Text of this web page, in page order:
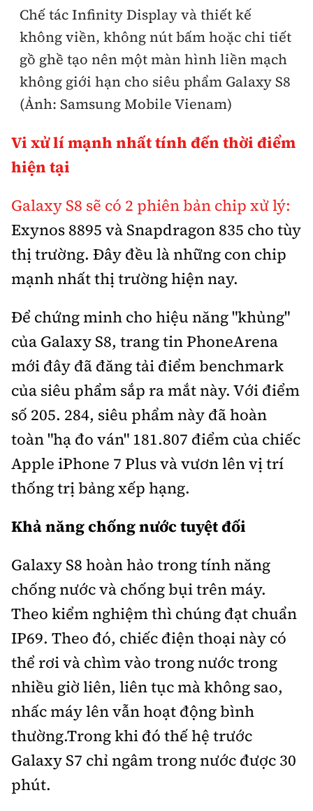
Chế tác Infinity Display và thiết kế
không viền, không nút bấm hoặc chi tiết
gồ ghề tạo nên một màn hình liền mạch
không giới hạn cho siêu phẩm Galaxy S8
(Ảnh: Samsung Mobile Vienam)
Vi xử lí mạnh nhất tính đến thời điểm
hiện tại
Galaxy S8 sẽ có 2 phiên bản chip xử lý:
Exynos 8895 và Snapdragon 835 cho tùy
thị trường. Đây đều là những con chip
mạnh nhất thị trường hiện nay.
Để chứng minh cho hiệu năng "khủng"
của Galaxy S8, trang tin PhoneArena
mới đây đã đăng tải điểm benchmark
của siêu phẩm sắp ra mắt này. Với điểm
số 205. 284, siêu phẩm này đã hoàn
toàn "hạ đo ván" 181.807 điểm của chiếc
Apple iPhone 7 Plus và vươn lên vị trí
thống trị bảng xếp hạng.
Khả năng chống nước tuyệt đối
Galaxy S8 hoàn hảo trong tính năng
chống nước và chống bụi trên máy.
Theo kiểm nghiệm thì chúng đạt chuẩn
IP69. Theo đó, chiếc điện thoại này có
thể rơi và chìm vào trong nước trong
nhiều giờ liên, liên tục mà không sao,
nhấc máy lên vẫn hoạt động bình
thường.Trong khi đó thế hệ trước
Galaxy S7 chỉ ngâm trong nước được 30
phút.